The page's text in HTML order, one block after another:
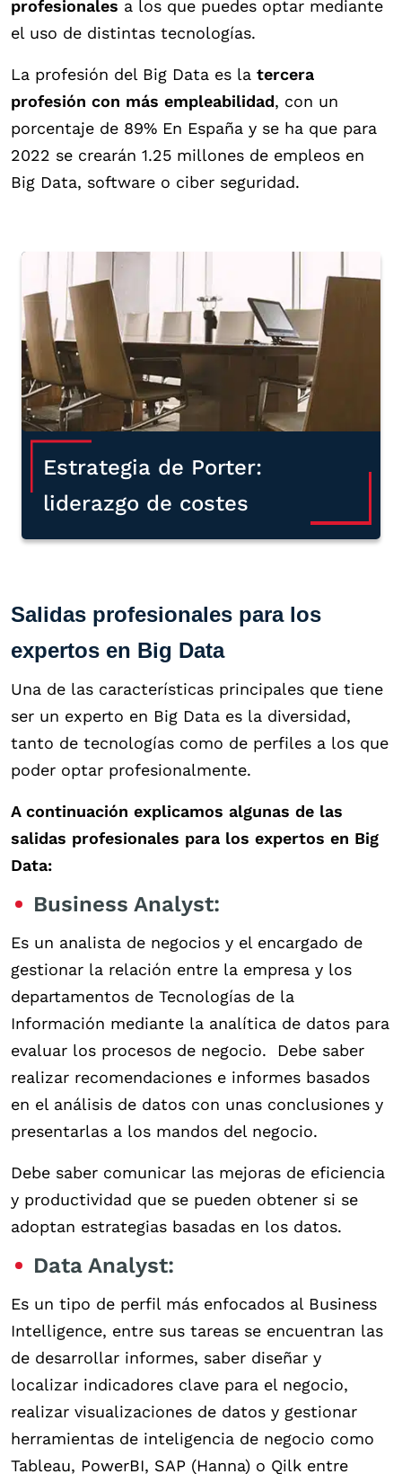
profesionales a los que puedes optar mediante
el uso de distintas tecnologías.
La profesión del Big Data es la tercera
profesión con más empleabilidad, con un
porcentaje de 89% En España y se ha que para
2022 se crearán 1.25 millones de empleos en
Big Data, software o ciber seguridad.
Estrategia de Porter:
liderazgo de costes
Salidas profesionales para los
expertos en Big Data
Una de las características principales que tiene
ser un experto en Big Data es la diversidad,
tanto de tecnologías como de perfiles a los que
poder optar profesionalmente.
A continuación explicamos algunas de las
salidas profesionales para los expertos en Big
Data:
Business Analyst:
Es un analista de negocios y el encargado de
gestionar la relación entre la empresa y los
departamentos de Tecnologías de la
Información mediante la analítica de datos para
evaluar los procesos de negocio. Debe saber
realizar recomendaciones e informes basados
en el análisis de datos con unas conclusiones y
presentarlas a los mandos del negocio.
Debe saber comunicar las mejoras de eficiencia
y productividad que se pueden obtener si se
adoptan estrategias basadas en los datos.
Data Analyst:
Es un tipo de perfil más enfocados al Business
Intelligence, entre sus tareas se encuentran las
de desarrollar informes, saber diseñar y
localizar indicadores clave para el negocio,
realizar visualizaciones de datos y gestionar
herramientas de inteligencia de negocio como
Tableau, PowerBI, SAP (Hanna) o Qilk entre